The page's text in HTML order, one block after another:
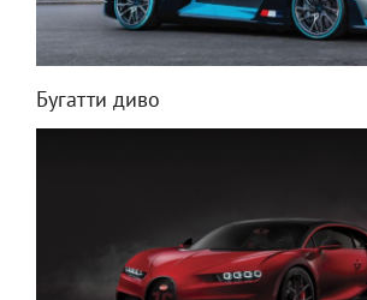
Бугатти диво